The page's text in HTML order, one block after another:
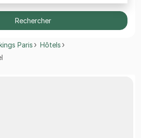
Rechercher
Paris
Hôtels